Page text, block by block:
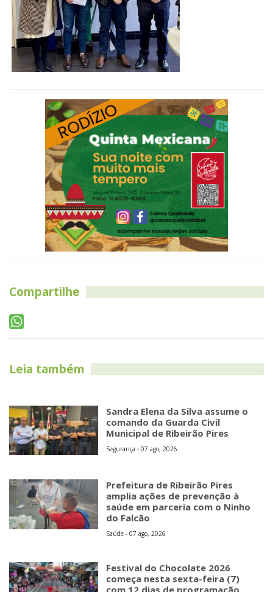
Compartilhe
Leia também
Sandra Elena da Silva assume o
comando da Guarda Civil
Municipal de Ribeirão Pires
Segurança - 07 ago, 2026
Prefeitura de Ribeirão Pires
amplia ações de prevenção à
saúde em parceria com o Ninho
do Falcão
Saúde - 07 ago, 2026
Festival do Chocolate 2026
começa nesta sexta-feira (7)